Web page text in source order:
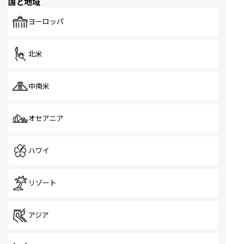
で、ホーカーズは地元の風情を楽しめる外せないスポット
ヨーロッパ
北米
中南米
オセアニア
ハワイ
リゾート
アジア